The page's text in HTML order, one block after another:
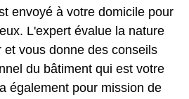
envoyé à votre domicile pour
L'expert évalue la nature
vous donne des conseils
du bâtiment qui est votre
également pour mission de